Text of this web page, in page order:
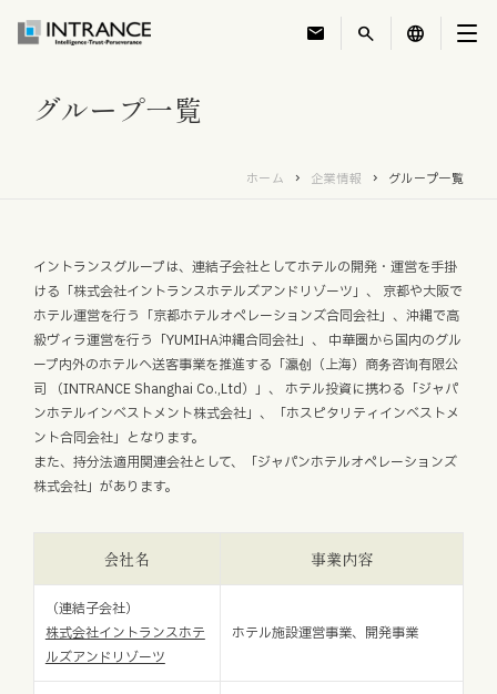
mail search language
トップ
事業紹介
運営ホテル
IR・投資家情報
サステナビリティ
お役立ちコラム
採用情報
グループ一覧
ホーム 企業情報 グループ一覧
イントランスグループは、連結子会社としてホテルの開発・運営を手掛
ける「株式会社イントランスホテルズアンドリゾーツ」、
京都や大阪で
ホテル運営を行う「京都ホテルオペレーションズ合同会社」、沖縄で高
級ヴィラ運営を行う「YUMIHA沖縄合同会社」、
中華圏から国内のグル
ープ内外のホテルへ送客事業を推進する「瀛创（上海）商务咨询有限公
司 （INTRANCE Shanghai Co.,Ltd）」、
ホテル投資に携わる「ジャパ
ンホテルインベストメント株式会社」、「ホスピタリティインベストメ
ント合同会社」となります。
また、持分法適用関連会社として、「ジャパンホテルオペレーションズ
株式会社」があります。
会社名 事業内容
（連結子会社）
株式会社イントランスホテ
ルズアンドリゾーツ
ホテル施設運営事業、開発事業